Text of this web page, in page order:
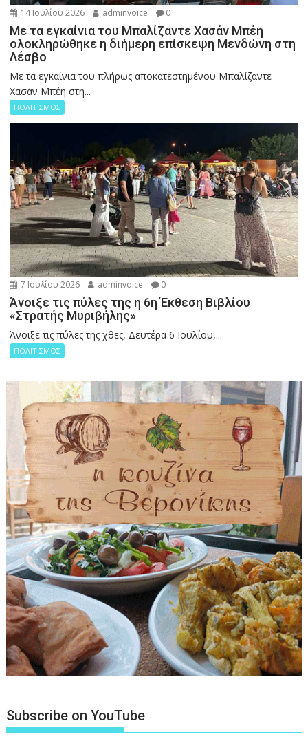
14 Ιουλίου 2026 adminvoice 0
Με τα εγκαίνια του Μπαλίζαντε Χασάν Μπέη
ολοκληρώθηκε η διήμερη επίσκεψη Μενδώνη στη
Λέσβο
Με τα εγκαίνια του πλήρως αποκατεστημένου Μπαλίζαντε
Χασάν Μπέη στη...
ΠΟΛΙΤΙΣΜΟΣ
7 Ιουλίου 2026 adminvoice 0
Άνοιξε τις πύλες της η 6η Έκθεση Βιβλίου
«Στρατής Μυριβήλης»
Άνοιξε τις πύλες της χθες, Δευτέρα 6 Ιουλίου,...
ΠΟΛΙΤΙΣΜΟΣ
Subscribe on YouTube